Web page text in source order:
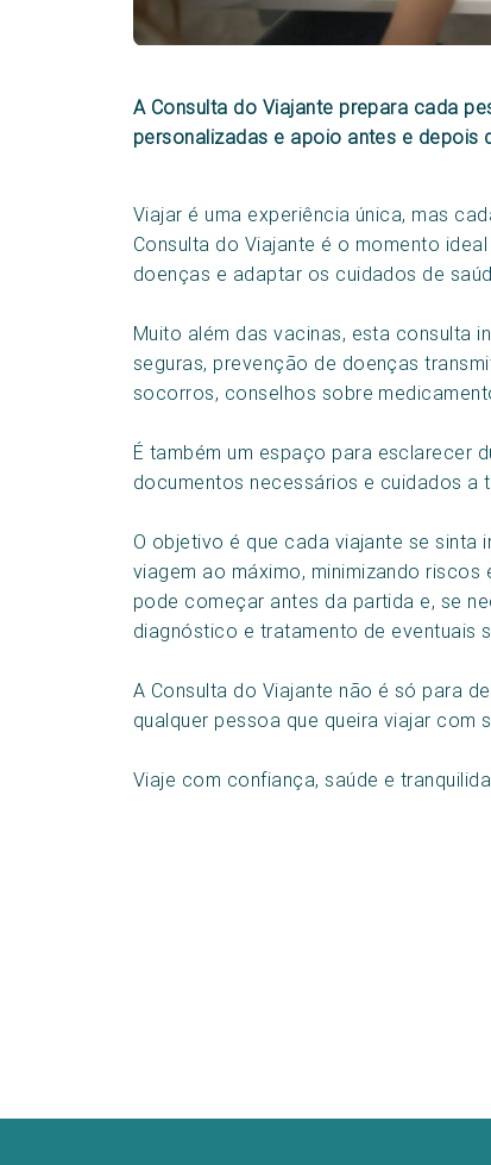
A Consulta do Viajante prepara cada
personalizadas e apoio antes e depois
Viajar é uma experiência única, mas
Consulta do Viajante é o momento
doenças e adaptar os cuidados de
Muito além das vacinas, esta consulta
seguras, prevenção de doenças
socorros, conselhos sobre
É também um espaço para esclarecer
documentos necessários e cuidados a
O objetivo é que cada viajante se
viagem ao máximo, minimizando
pode começar antes da partida e, se
diagnóstico e tratamento de eventuais
A Consulta do Viajante não é só para
qualquer pessoa que queira viajar com
Viaje com confiança, saúde e